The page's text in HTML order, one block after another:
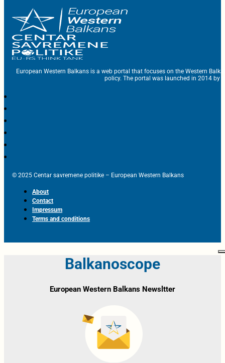
European Western Balkans is a web portal that focuses on the Western
policy. The portal was launched in 2014 by
© 2025 Centar savremene politike – European Western Balkans
About
Contact
Impressum
Terms and conditions
Balkanoscope
European Western Balkans Newsltter